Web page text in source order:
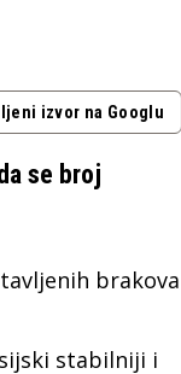
izvor na Googlu
se broj
brakova
stabilniji i